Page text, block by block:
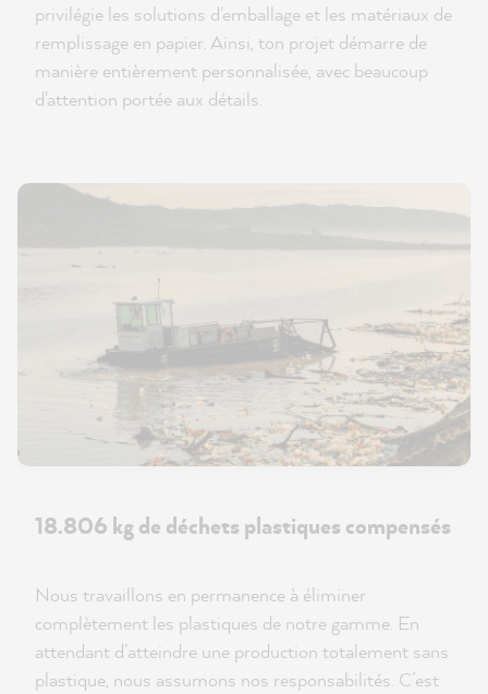
privilégie les solutions d'emballage et les matériaux de
remplissage en papier. Ainsi, ton projet démarre de
manière entièrement personnalisée, avec beaucoup
d'attention portée aux détails.
18.806 kg de déchets plastiques compensés
Nous travaillons en permanence à éliminer
complètement les plastiques de notre gamme. En
attendant d’atteindre une production totalement sans
plastique, nous assumons nos responsabilités. C’est